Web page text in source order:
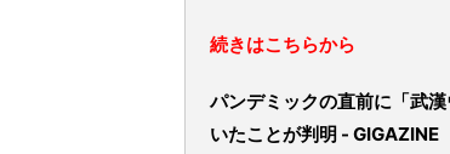
続きはこちらから
パンデミックの直前に「武
いたことが判明 - GIGAZINE